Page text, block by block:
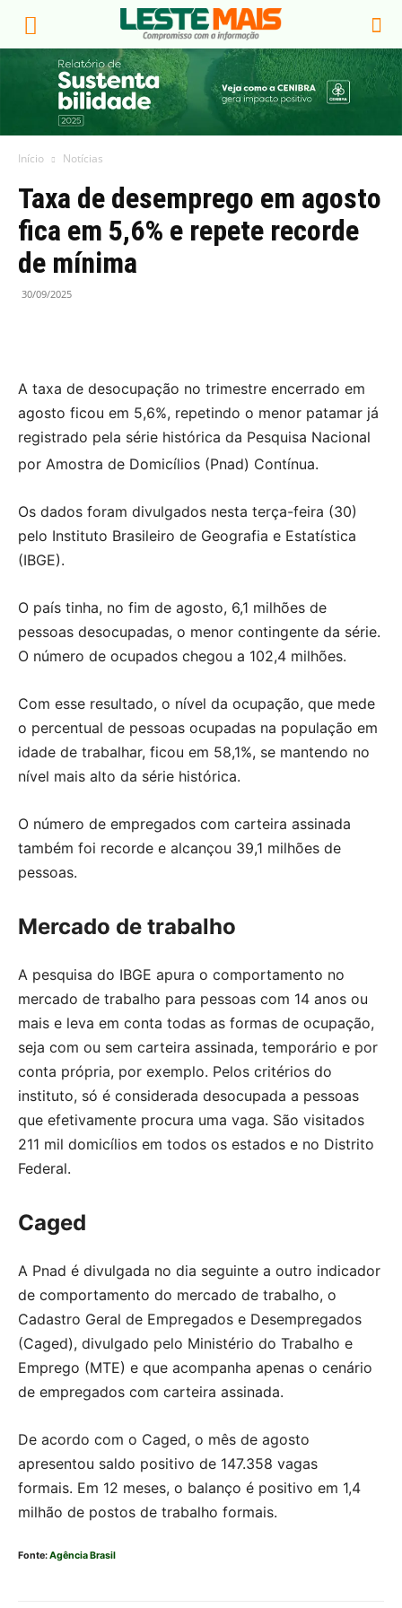
Início Notícias
Taxa de desemprego em agosto
fica em 5,6% e repete recorde
de mínima
30/09/2025
A taxa de desocupação no trimestre encerrado em
agosto ficou em 5,6%, repetindo o menor patamar já
registrado pela série histórica da Pesquisa Nacional
por Amostra de Domicílios (Pnad) Contínua.
Os dados foram divulgados nesta terça-feira (30)
pelo Instituto Brasileiro de Geografia e Estatística
(IBGE).
O país tinha, no fim de agosto, 6,1 milhões de
pessoas desocupadas, o menor contingente da série.
O número de ocupados chegou a 102,4 milhões.
Com esse resultado, o nível da ocupação, que mede
o percentual de pessoas ocupadas na população em
idade de trabalhar, ficou em 58,1%, se mantendo no
nível mais alto da série histórica.
O número de empregados com carteira assinada
também foi recorde e alcançou 39,1 milhões de
pessoas.
Mercado de trabalho
A pesquisa do IBGE apura o comportamento no
mercado de trabalho para pessoas com 14 anos ou
mais e leva em conta todas as formas de ocupação,
seja com ou sem carteira assinada, temporário e por
conta própria, por exemplo. Pelos critérios do
instituto, só é considerada desocupada a pessoas
que efetivamente procura uma vaga. São visitados
211 mil domicílios em todos os estados e no Distrito
Federal.
Caged
A Pnad é divulgada no dia seguinte a outro indicador
de comportamento do mercado de trabalho, o
Cadastro Geral de Empregados e Desempregados
(Caged), divulgado pelo Ministério do Trabalho e
Emprego (MTE) e que acompanha apenas o cenário
de empregados com carteira assinada.
De acordo com o Caged, o mês de agosto
apresentou saldo positivo de 147.358 vagas
formais. Em 12 meses, o balanço é positivo em 1,4
milhão de postos de trabalho formais.
Fonte:Agência Brasil